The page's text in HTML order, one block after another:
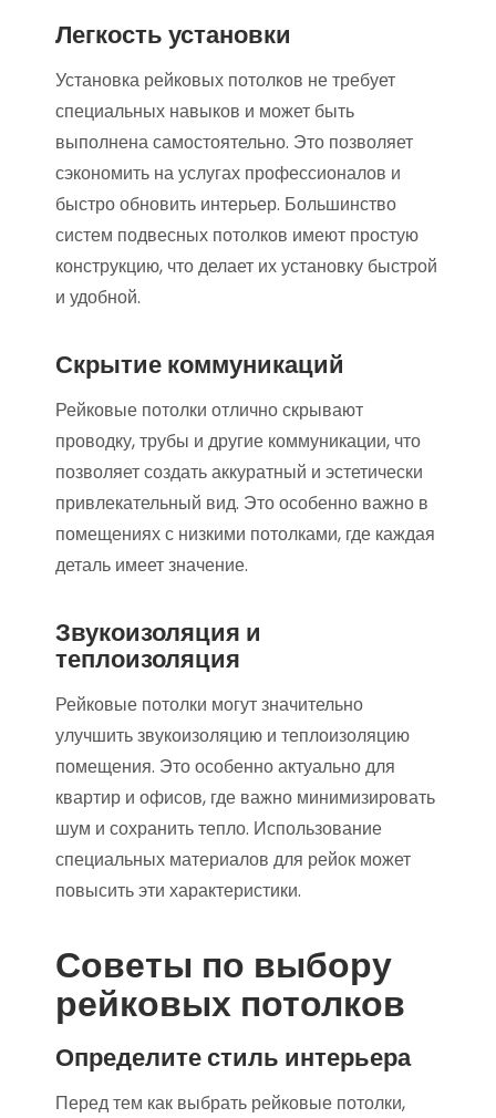
Легкость установки
Установка рейковых потолков не требует
специальных навыков и может быть
выполнена самостоятельно. Это позволяет
сэкономить на услугах профессионалов и
быстро обновить интерьер. Большинство
систем подвесных потолков имеют простую
конструкцию, что делает их установку быстрой
и удобной.
Скрытие коммуникаций
Рейковые потолки отлично скрывают
проводку, трубы и другие коммуникации, что
позволяет создать аккуратный и эстетически
привлекательный вид. Это особенно важно в
помещениях с низкими потолками, где каждая
деталь имеет значение.
Звукоизоляция и
теплоизоляция
Рейковые потолки могут значительно
улучшить звукоизоляцию и теплоизоляцию
помещения. Это особенно актуально для
квартир и офисов, где важно минимизировать
шум и сохранить тепло. Использование
специальных материалов для рейок может
повысить эти характеристики.
Советы по выбору
рейковых потолков
Определите стиль интерьера
Перед тем как выбрать рейковые потолки,